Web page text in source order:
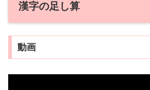
漢字の足し算
動画